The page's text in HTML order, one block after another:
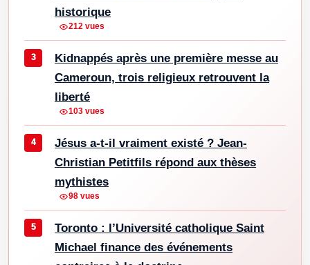
historique
212 vues
Kidnappés après une première messe au
Cameroun, trois religieux retrouvent la
liberté
103 vues
Jésus a-t-il vraiment existé ? Jean-
Christian Petitfils répond aux thèses
mythistes
98 vues
Toronto : l’Université catholique Saint
Michael finance des événements